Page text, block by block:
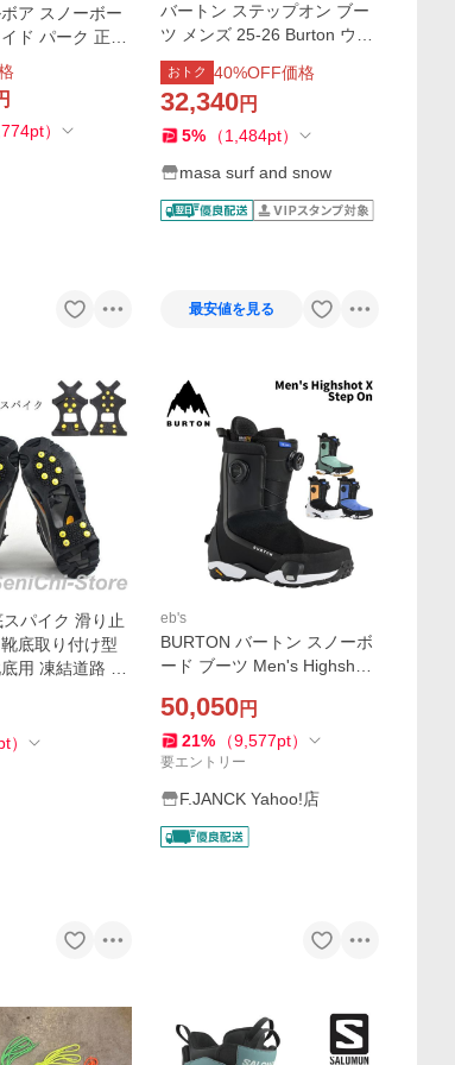
ア スノーボー
ド パーク 正規
pt）
バートン ステップオン ブー
ツ メンズ 25-26 Burton ウェ
イブレンジ ワイド W26JP-3
02921 Mens Waverange Ste
p On Snowboard Boots Wide
スノーボードブーツ
おトク 40%OFF価格
32,340円
5% （1,484pt）
masa surf and snow
最安値を見る
パイク 滑り止
底取り付け型
用 凍結道路 雪
ノーブー
）
eb's
BURTON バートン スノーボ
ード ブーツ Men's Highshot
イショット
50,050円
21% （9,577pt）
要エントリー
F.JANCK Yahoo!店